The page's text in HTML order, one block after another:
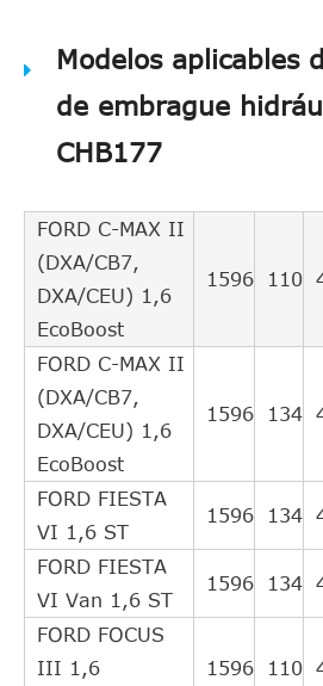
31367377
31325987
31325267
Modelos aplicables
de embrague
CHB177
FORD C-MAX II
(DXA/CB7,
DXA/CEU) 1,6
EcoBoost
1596 110
FORD C-MAX II
(DXA/CB7,
DXA/CEU) 1,6
EcoBoost
1596 134
FORD FIESTA
VI 1,6 ST
1596 134
FORD FIESTA
VI Van 1,6 ST
1596 134
FORD FOCUS
III 1,6
1596 110